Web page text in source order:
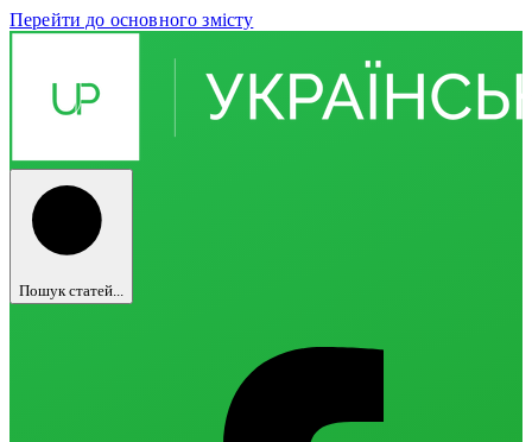
Перейти до основного змісту
Пошук статей...